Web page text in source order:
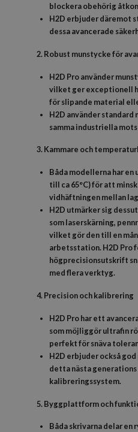
blockera obehörig
H2D erbjuder däremot
dessa avancerade
2. Robust munstycke för
H2D Pro använder
vilket ger exceptionell
för slipande material
H2D använder
samma industriella
3. Kammare och
Båda modellerna har en
till ca 65°C) för att
vidhäftningen mellan
H2D utmärker sig
som laserskärning,
vilket gör den till en
arbetsstation. H2D Pro
högprecisionsutskrift
med flera verktyg.
4. Precision och kalibrering
H2D Pro har ett
som möjliggör ultrafin
perfekt för snäva
H2D erbjuder också
detta nästa
kalibreringssystem.
5. Byggplattform och
Båda skrivarna delar en